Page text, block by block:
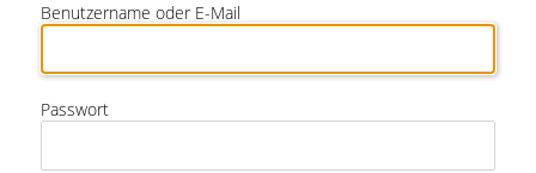
Benutzername oder E-Mail
Passwort